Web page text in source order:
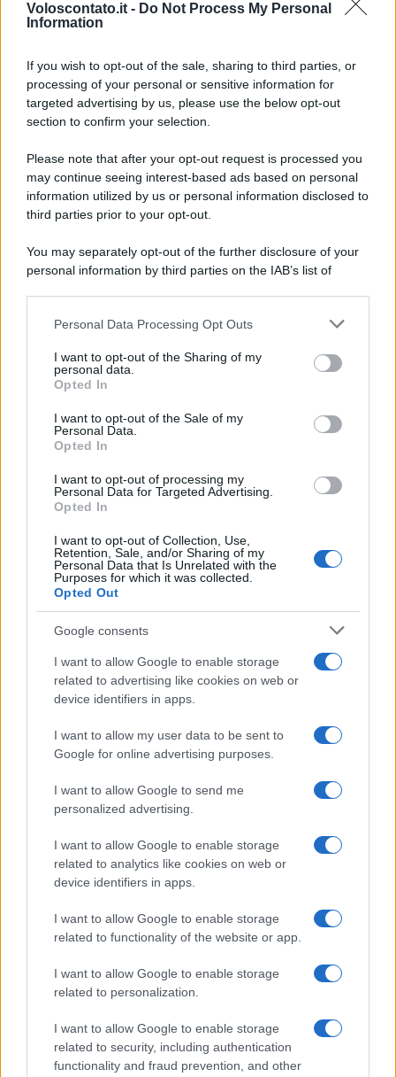
Voloscontato.it - Do Not Process My Personal
Information
If you wish to opt-out of the sale, sharing to third parties, or
processing of your personal or sensitive information for
targeted advertising by us, please use the below opt-out
section to confirm your selection.
Please note that after your opt-out request is processed you
may continue seeing interest-based ads based on personal
information utilized by us or personal information disclosed to
third parties prior to your opt-out.
You may separately opt-out of the further disclosure of your
personal information by third parties on the IAB’s list of
This information may also be disclosed by us to third parties
disclose it to other third parties.
Please note that this website/app uses one or more Google
services and may gather and store information including but
not limited to your visit or usage behaviour. You may click to
grant or deny consent to Google and its third-party tags to
consent section.
Personal Data Processing Opt Outs
I want to opt-out of the Sharing of my
personal data.
Opted In
I want to opt-out of the Sale of my
Personal Data.
Opted In
I want to opt-out of processing my
Personal Data for Targeted Advertising.
Opted In
I want to opt-out of Collection, Use,
Retention, Sale, and/or Sharing of my
Personal Data that Is Unrelated with the
Purposes for which it was collected.
Opted Out
Google consents
I want to allow Google to enable storage
related to advertising like cookies on web or
device identifiers in apps.
I want to allow my user data to be sent to
Google for online advertising purposes.
I want to allow Google to send me
personalized advertising.
I want to allow Google to enable storage
related to analytics like cookies on web or
device identifiers in apps.
I want to allow Google to enable storage
related to functionality of the website or app.
I want to allow Google to enable storage
related to personalization.
I want to allow Google to enable storage
related to security, including authentication
functionality and fraud prevention, and other
GUIDE PER VIAGGIATORI
Non puoi dire di essere stato a Palermo
senza provarla: dove mangiare l’arancina
Lo sapevi che...
È stato eletto il sentiero più bello del
Regno Unito: il paesaggio lascia senza
fiato
Non solo Scala dei Turchi: c’è un’altra
meraviglia che conquista al primo
sguardo
Non è quello di Arcugnano: il vero
anfiteatro romano del Veneto si trova
CHI
SIAMO
PARTNERSHIP E
ACCREDITAMENTI
© 2026 - VOLOSCONTATO CONSIGLI E DIARI DI VIAGGIO - P.IVA
04827280654 – TESTATA REGISTRATA AL TRIBUNALE DI NOCERA
35792 – ISCRITTA ALL’ANSO (ASSOCIAZIONE NAZIONALE STAMPA
ONLINE)
PRIVACY E NOTIFICHE
MAPPA DEL SITO